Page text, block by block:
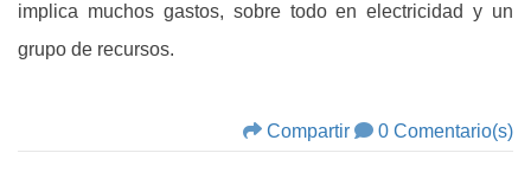
implica muchos gastos, sobre todo en electricidad y un
grupo de recursos.
Compartir 0 Comentario(s)